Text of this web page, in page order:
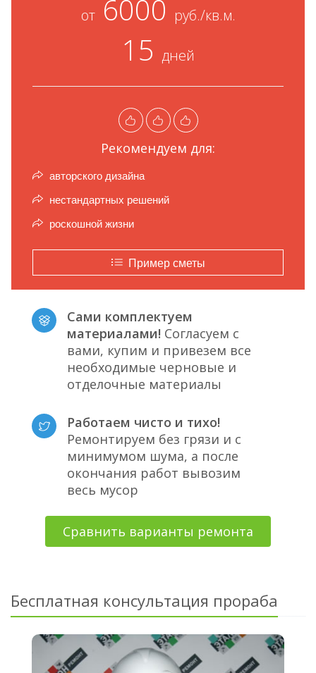
от6000 руб./кв.м.
15 дней
Рекомендуем для:
авторского дизайна
нестандартных решений
роскошной жизни
Пример сметы
Сами комплектуем
материалами! Согласуем с
вами, купим и привезем все
необходимые черновые и
отделочные материалы
Работаем чисто и тихо!
Ремонтируем без грязи и с
минимумом шума, а после
окончания работ вывозим
весь мусор
Сравнить варианты ремонта
Бесплатная консультация прораба